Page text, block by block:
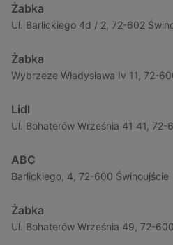
Żabka
Ul. Barlickiego 4d / 2, 72-602
Żabka
Wybrzeze Władysława Iv 11, 72-
Lidl
Ul. Bohaterów Września 41 41, 72-
ABC
Barlickiego, 4, 72-600 Świnoujście
Żabka
Ul. Bohaterów Września 49, 72-